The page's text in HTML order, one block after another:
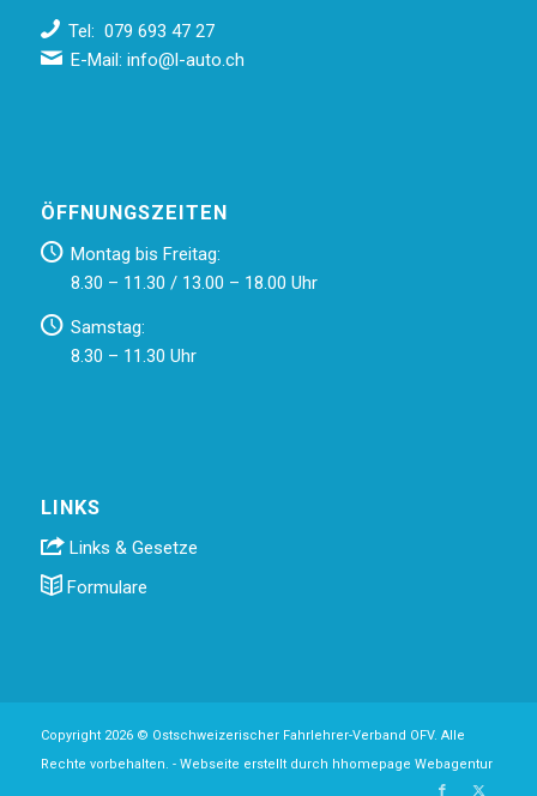
Tel: 079 693 47 27
E-Mail:info@l-auto.ch
ÖFFNUNGSZEITEN
Montag bis Freitag:
8.30 – 11.30 / 13.00 – 18.00 Uhr
Samstag:
8.30 – 11.30 Uhr
LINKS
Links & Gesetze
Formulare
Copyright 2026 © Ostschweizerischer Fahrlehrer-Verband OFV. Alle
Rechte vorbehalten. - Webseite erstellt durch hhomepage Webagentur